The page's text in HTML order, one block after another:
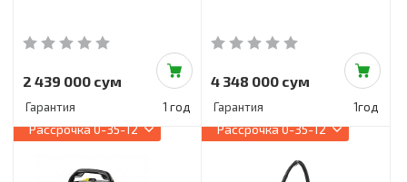
2 439 000 сум
Гарантия 1 год
4 348 000 сум
Гарантия 1год
Рассрочка0-35-12 Рассрочка0-35-12